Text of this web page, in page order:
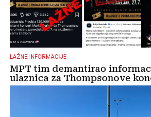
LAŽNE INFORMACIJE
MPT tim demantirao
ulaznica za Thompsonove